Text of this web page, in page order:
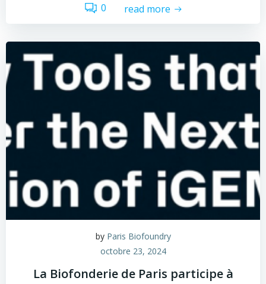
0 read more
by Paris Biofoundry
octobre 23, 2024
La Biofonderie de Paris participe à